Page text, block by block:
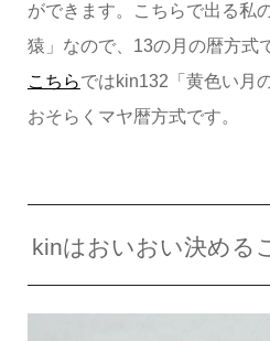
ができます。こちらで出る私
猿」なので、13の月の暦方式
こちらではkin132「黄色い月
おそらくマヤ暦方式です。
kinはおいおい決める